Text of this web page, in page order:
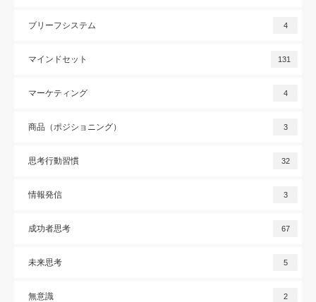
ブリーフシステム 4
マインドセット 131
マーケティング 4
商品（ポジショニング） 3
思考行動習慣 32
情報発信 3
成功者思考 67
未来思考 5
無意識 2